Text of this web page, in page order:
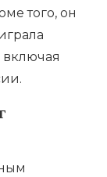
того, он
включая